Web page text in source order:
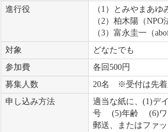
進行役
（1）とみやまあゆ
（2）柏木陽（NPO
（3）富永圭一（
対象
どなたでも
参加費
各回500円
募集人数
20名 ※受付は先着
申し込み方法
適当な紙に、(1)デ
号 (5)年齢 (6)ワ
郵送、またはファ